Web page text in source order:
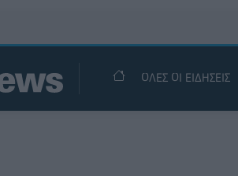
ΟΛΕΣ ΟΙ ΕΙΔΗΣΕΙΣ